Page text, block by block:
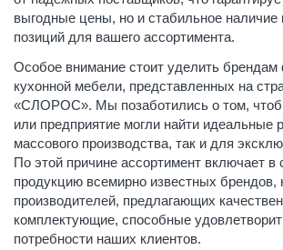
выгодные цены, но и стабильное
позиций для вашего ассортимента.
Особое внимание стоит уделить
кухонной мебели, представленных на
«СЛОРОС». Мы позаботились о том,
или предприятие могли найти идеальные
массового производства, так и для
По этой причине ассортимент включает в
продукцию всемирно известных брендов,
производителей, предлагающих
комплектующие, способные
потребности наших клиентов.